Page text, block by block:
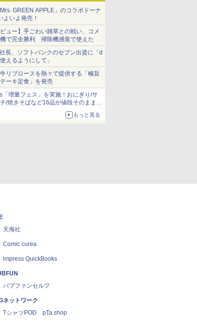
GREEN APPLE」のコラボドーナ
よいよ発売！
ビュー】手ごわい雑草との戦い、コメ
機で完全勝利 掃除機感覚で使えた
長、ソフトバンクのセブン出資に「d
えるようにして」
リブロースを熱々で提供する「極旨
ーキ定食」を発売
「増量フェス」を実施！おにぎり/サ
/焼きそばなど16品が値段そのままで
もっと見る
天海社
Comic curea
impress QuickBooks
パブファンセルフ
ネットワーク
TシャツPOD pTa.shop